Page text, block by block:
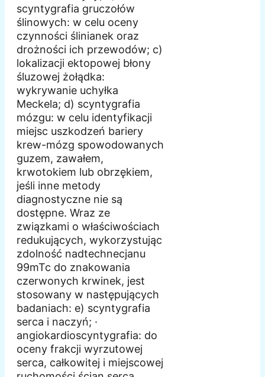
scyntygrafia gruczołów
ślinowych: w celu oceny
czynności ślinianek oraz
drożności ich przewodów; c)
lokalizacji ektopowej błony
śluzowej żołądka:
wykrywanie uchyłka
Meckela; d) scyntygrafia
mózgu: w celu identyfikacji
miejsc uszkodzeń bariery
krew-mózg spowodowanych
guzem, zawałem,
krwotokiem lub obrzękiem,
jeśli inne metody
diagnostyczne nie są
dostępne. Wraz ze
związkami o właściwościach
redukujących, wykorzystując
zdolność nadtechnecjanu
99mTc do znakowania
czerwonych krwinek, jest
stosowany w następujących
badaniach: e) scyntygrafia
serca i naczyń; ·
angiokardioscyntygrafia: do
oceny frakcji wyrzutowej
serca, całkowitej i miejscowej